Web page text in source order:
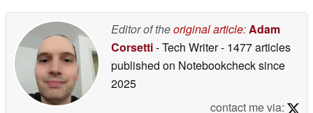
06/17/2026
Editor of theoriginal article:Adam
Corsetti- Tech Writer- 1477 articles
published on Notebookchecksince
2025
contact me via: